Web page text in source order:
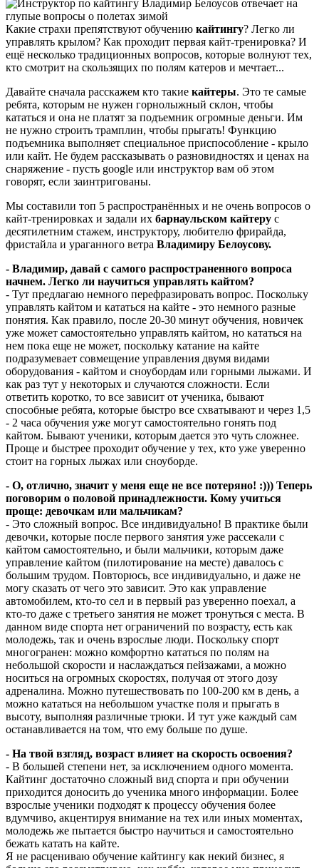
Какие страхи препятствуют обучению кайтингу? Легко ли
управлять крылом? Как проходит первая кайт-тренировка? И
ещё несколько традиционных вопросов, которые волнуют тех,
кто смотрит на скользящих по полям катеров и мечтает...
Давайте сначала расскажем кто такие кайтеры. Это те самые
ребята, которым не нужен горнолыжный склон, чтобы
кататься и она не платят за подъемник огромные деньги. Им
не нужно строить трамплин, чтобы прыгать! Функцию
подъемника выполняет специальное приспособление - крыло
или кайт. Не будем рассказывать о разновидностях и ценах на
снаряжение - пусть google или инструктор вам об этом
говорят, если заинтригованы.
Мы составили топ 5 распространённых и не очень вопросов о
кайт-тренировках и задали их барнаульском кайтеру с
десятилетним стажем, инструктору, любителю фрирайда,
фристайла и ураганного ветра Владимиру Белоусову.
- Владимир, давай с самого распространенного вопроса
начнем. Легко ли научиться управлять кайтом?
- Тут предлагаю немного перефразировать вопрос. Поскольку
управлять кайтом и кататься на кайте - это немного разные
понятия. Как правило, после 20-30 минут обучения, новичек
уже может самостоятельно управлять кайтом, но кататься на
нем пока еще не может, поскольку катание на кайте
подразумевает совмещение управления двумя видами
оборудования - кайтом и сноубордам или горными лыжами. И
как раз тут у некоторых и случаются сложности. Если
ответить коротко, то все зависит от ученика, бывают
способные ребята, которые быстро все схватывают и через 1,5
- 2 часа обучения уже могут самостоятельно гонять под
кайтом. Бывают ученики, которым дается это чуть сложнее.
Проще и быстрее проходит обучение у тех, кто уже уверенно
стоит на горных лыжах или сноуборде.
- О, отлично, значит у меня еще не все потеряно! :))) Теперь
поговорим о половой принадлежности. Кому учиться
проще: девочкам или мальчикам?
- Это сложный вопрос. Все индивидуально! В практике были
девочки, которые после первого занятия уже рассекали с
кайтом самостоятельно, и были мальчики, которым даже
управление кайтом (пилотирование на месте) давалось с
большим трудом. Повторюсь, все индивидуально, и даже не
могу сказать от чего это зависит. Это как управление
автомобилем, кто-то сел и в первый раз уверенно поехал, а
кто-то даже с третьего занятия не может тронуться с места. В
данном виде спорта нет ограничений по возрасту, есть как
молодежь, так и очень взрослые люди. Поскольку спорт
многогранен: можно комфортно кататься по полям на
небольшой скорости и наслаждаться пейзажами, а можно
носиться на огромных скоростях, получая от этого дозу
адреналина. Можно путешествовать по 100-200 км в день, а
можно кататься на небольшом участке поля и прыгать в
высоту, выполняя различные трюки. И тут уже каждый сам
останавливается на том, что ему больше по душе.
- На твой взгляд, возраст влияет на скорость освоения?
- В большей степени нет, за исключением одного момента.
Кайтинг достаточно сложный вид спорта и при обучении
приходится доносить до ученика много информации. Более
взрослые ученики подходят к процессу обучения более
вдумчиво, акцентируя внимание на тех или иных моментах,
молодежь же пытается быстро научиться и самостоятельно
бежать катать на кайте.
Я не расцениваю обучение кайтингу как некий бизнес, я